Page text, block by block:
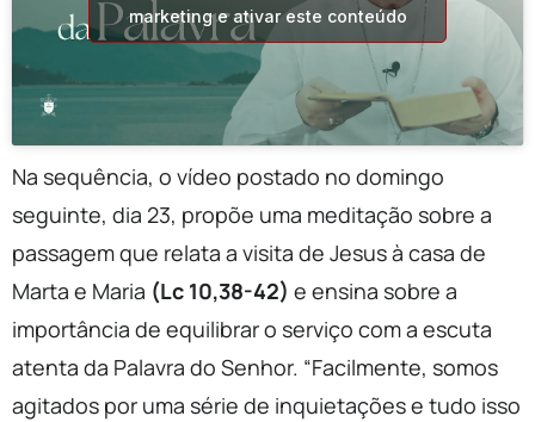
marketing e ativar este conteúdo
Na sequência, o vídeo postado no domingo
seguinte, dia 23, propõe uma meditação sobre a
passagem que relata a visita de Jesus à casa de
Marta e Maria (Lc 10,38-42) e ensina sobre a
importância de equilibrar o serviço com a escuta
atenta da Palavra do Senhor. “Facilmente, somos
agitados por uma série de inquietações e tudo isso